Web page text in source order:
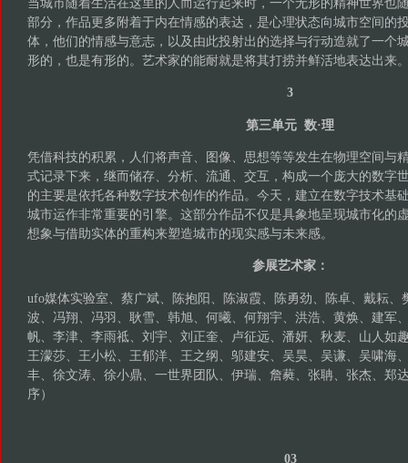
当城市随着生活在这里的人而运行起来时，一个无形的精神世界也
部分，作品更多附着于内在情感的表达，是心理状态向城市空间的
体，他们的情感与意志，以及由此投射出的选择与行动造就了一个
形的，也是有形的。艺术家的能耐就是将其打捞并鲜活地表达出来
3
第三单元 数·理
凭借科技的积累，人们将声音、图像、思想等等发生在物理空间与
式记录下来，继而储存、分析、流通、交互，构成一个庞大的数字
的主要是依托各种数字技术创作的作品。今天，建立在数字技术基
城市运作非常重要的引擎。这部分作品不仅是具象地呈现城市化的
想象与借助实体的重构来塑造城市的现实感与未来感。
参展艺术家：
ufo媒体实验室、蔡广斌、陈抱阳、陈淑霞、陈勇劲、陈卓、戴耘、
波、冯翔、冯羽、耿雪、韩旭、何曦、何翔宇、洪浩、黄焕、建军
帆、李津、李雨祗、刘宇、刘正奎、卢征远、潘妍、秋麦、山人如
王濛莎、王小松、王郁洋、王之纲、邬建安、吴昊、吴谦、吴啸海
丰、徐文涛、徐小鼎、一世界团队、伊瑞、詹蕤、张聃、张杰、郑
序）
03